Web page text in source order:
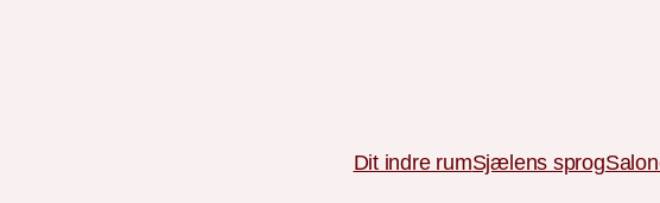
Dit indre rumSjælens sprog